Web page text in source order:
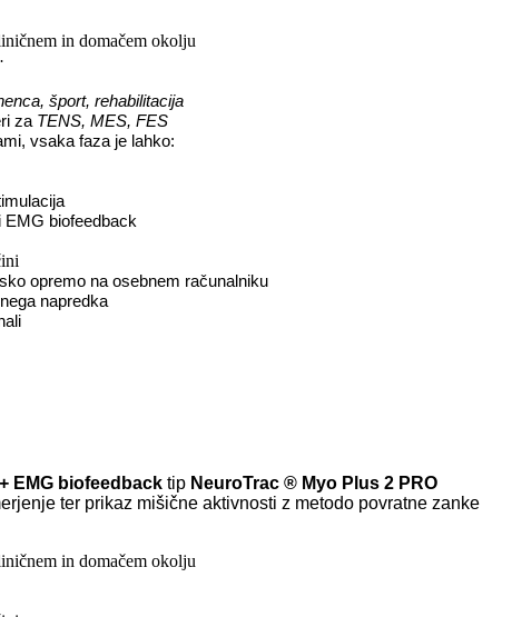
in domačem okolju
·
šport, rehabilitacija
za TENS, MES, FES
vsaka faza je lahko:
EMG biofeedback
opremo na osebnem računalniku
napredka
EMG biofeedback tip NeuroTrac ® Myo Plus 2 PRO
ter prikaz mišične aktivnosti z metodo povratne zanke
in domačem okolju